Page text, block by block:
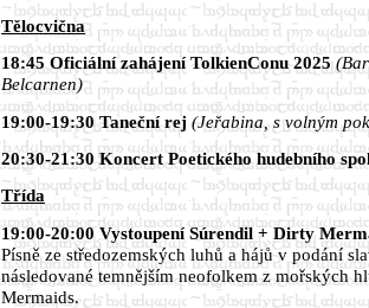
Tělocvična
18:45 Oficiální zahájení TolkienConu 2025
Belcarnen)
19:00-19:30 Taneční rej (Jeřabina, s volným
20:30-21:30 Koncert Poetického hudebního
Třída
19:00-20:00 Vystoupení Súrendil + Dirty
Písně ze středozemských luhů a hájů v podání
následované temnějším neofolkem z mořských
Mermaids.